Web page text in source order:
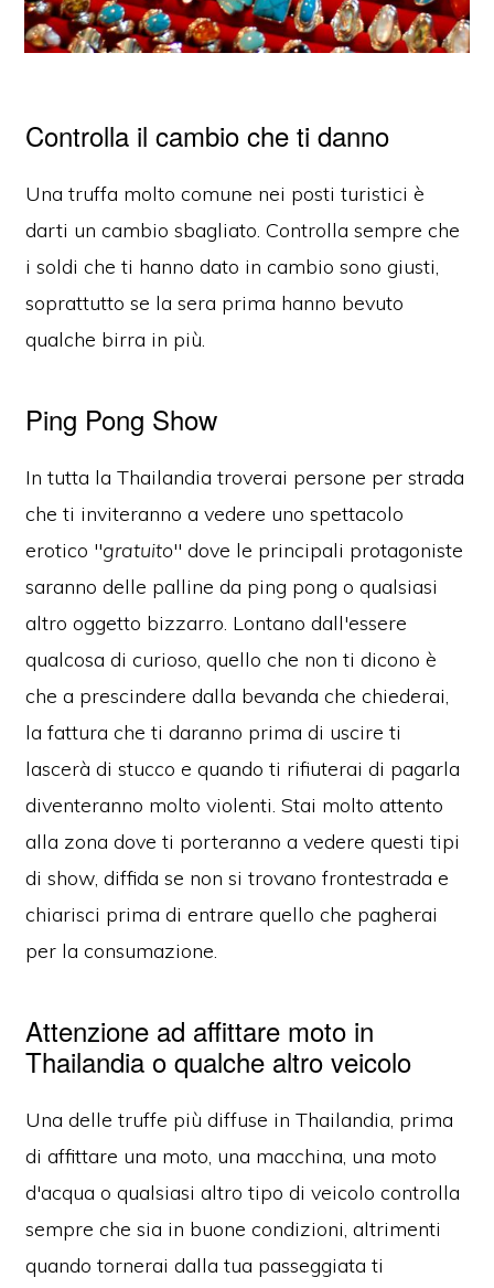
Controlla il cambio che ti danno
Una truffa molto comune nei posti turistici è
darti un cambio sbagliato. Controlla sempre che
i soldi che ti hanno dato in cambio sono giusti,
soprattutto se la sera prima hanno bevuto
qualche birra in più.
Ping Pong Show
In tutta la Thailandia troverai persone per strada
che ti inviteranno a vedere uno spettacolo
erotico "gratuito" dove le principali protagoniste
saranno delle palline da ping pong o qualsiasi
altro oggetto bizzarro. Lontano dall'essere
qualcosa di curioso, quello che non ti dicono è
che a prescindere dalla bevanda che chiederai,
la fattura che ti daranno prima di uscire ti
lascerà di stucco e quando ti rifiuterai di pagarla
diventeranno molto violenti. Stai molto attento
alla zona dove ti porteranno a vedere questi tipi
di show, diffida se non si trovano frontestrada e
chiarisci prima di entrare quello che pagherai
per la consumazione.
Attenzione ad affittare moto in
Thailandia o qualche altro veicolo
Una delle truffe più diffuse in Thailandia, prima
di affittare una moto, una macchina, una moto
d'acqua o qualsiasi altro tipo di veicolo controlla
sempre che sia in buone condizioni, altrimenti
quando tornerai dalla tua passeggiata ti